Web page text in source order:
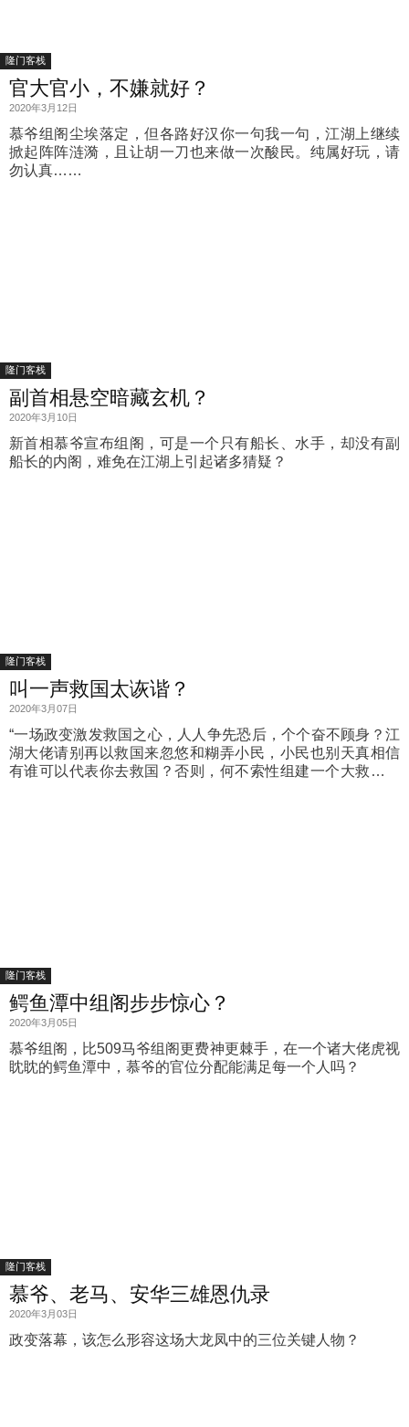
隆门客栈
官大官小，不嫌就好？
2020年3月12日
慕爷组阁尘埃落定，但各路好汉你一句我一句，江湖上继续
掀起阵阵涟漪，且让胡一刀也来做一次酸民。纯属好玩，请
勿认真……
隆门客栈
副首相悬空暗藏玄机？
2020年3月10日
新首相慕爷宣布组阁，可是一个只有船长、水手，却没有副
船长的内阁，难免在江湖上引起诸多猜疑？
隆门客栈
叫一声救国太诙谐？
2020年3月07日
“一场政变激发救国之心，人人争先恐后，个个奋不顾身？江
湖大佬请别再以救国来忽悠和糊弄小民，小民也别天真相信
有谁可以代表你去救国？否则，何不索性组建一个大救国联
隆门客栈
鳄鱼潭中组阁步步惊心？
2020年3月05日
慕爷组阁，比509马爷组阁更费神更棘手，在一个诸大佬虎视
眈眈的鳄鱼潭中，慕爷的官位分配能满足每一个人吗？
隆门客栈
慕爷、老马、安华三雄恩仇录
2020年3月03日
政变落幕，该怎么形容这场大龙凤中的三位关键人物？